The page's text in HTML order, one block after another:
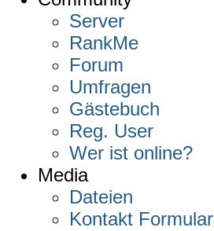
Server
RankMe
Forum
Umfragen
Gästebuch
Reg. User
Wer ist online?
Media
Dateien
Kontakt Formular